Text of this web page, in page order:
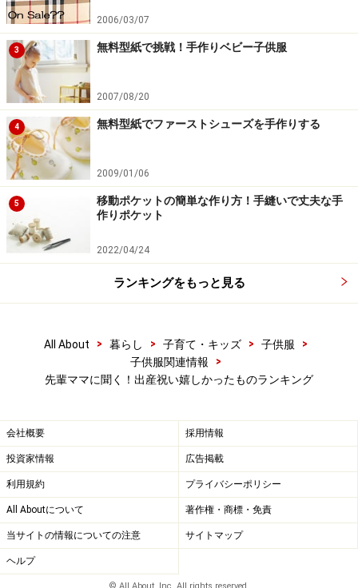
第7位 柔らかい＆サイズのあったファース
トシューズ
先輩ママに聞く！もらって嬉しかった出産祝いランキン
グ第10位は、ファーストシューズ。赤ちゃんが初めて身
につける靴、ファーストシューズ。『先輩ママに聞く、
結局使わなかった出産祝い
』記事でご紹介しています
が、いただいても使わなかった出産祝い品のランキング
にも入っていました。
もらって嬉しかったものと、使わなかったものの差は、
素材とサイズ。嬉しかったベビーシューズの共通点は、
何と言っても軽さ＆柔らかさ。そして、歩き始め時期に
は個人差があるので、一番小さいサイズを選んでしまう
ファーストシューズを選ぶ際は、ヨチヨチ歩きの赤ちゃ
んが初めて履く靴ということを考慮し、柔らかくて軽い
たサイズを選ぶといいでしょう。
[アシックス] ファーストシューズ ファブレ FIRST
CTII ベビー ミルクピンク 13.5 cm
2006/03/07
3 無料型紙で挑戦！手作りベビー子供服
2007/08/20
4 無料型紙でファーストシューズを手作りする
2009/01/06
5
移動ポケットの簡単な作り方！手縫いで丈夫な手
作りポケット
2022/04/24
ランキングをもっと見る
All About > 暮らし > 子育て・キッズ > 子供服
>
子供服関連情報
>
先輩ママに聞く！出産祝い嬉しかったものランキング
会社概要 採用情報
投資家情報 広告掲載
利用規約 プライバシーポリシー
All Aboutについて 著作権・商標・免責
当サイトの情報についての注意 サイトマップ
ヘルプ